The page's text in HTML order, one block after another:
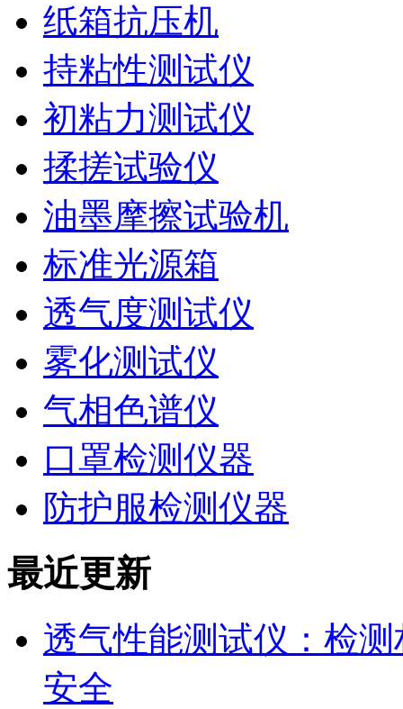
纸箱抗压机
持粘性测试仪
初粘力测试仪
揉搓试验仪
油墨摩擦试验机
标准光源箱
透气度测试仪
雾化测试仪
气相色谱仪
口罩检测仪器
防护服检测仪器
最近更新
透气性能测试仪：检
安全